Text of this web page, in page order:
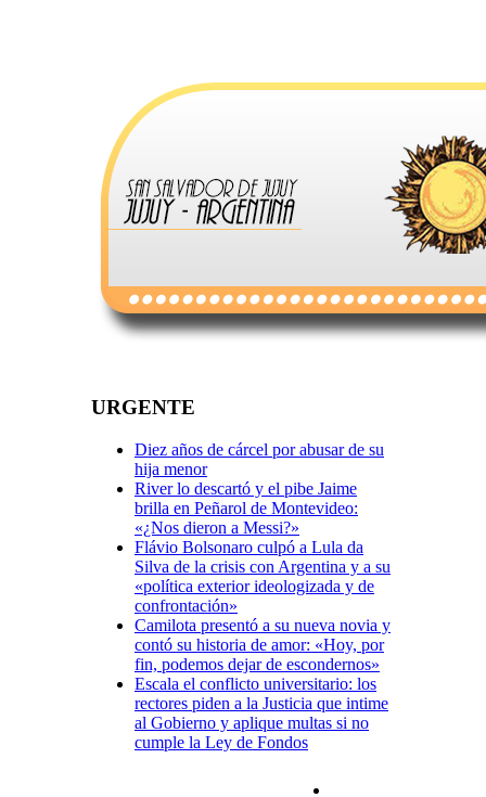
URGENTE
Diez años de cárcel por abusar de su
hija menor
River lo descartó y el pibe Jaime
brilla en Peñarol de Montevideo:
«¿Nos dieron a Messi?»
Flávio Bolsonaro culpó a Lula da
Silva de la crisis con Argentina y a su
«política exterior ideologizada y de
confrontación»
Camilota presentó a su nueva novia y
contó su historia de amor: «Hoy, por
fin, podemos dejar de escondernos»
Escala el conflicto universitario: los
rectores piden a la Justicia que intime
al Gobierno y aplique multas si no
cumple la Ley de Fondos